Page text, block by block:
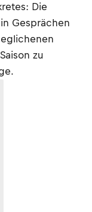
Die
Gesprächen
zu